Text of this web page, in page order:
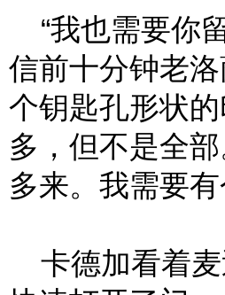
“我也需要你
信前十分钟老
个钥匙孔形状
多，但不是全
多来。我需要
卡德加看着麦